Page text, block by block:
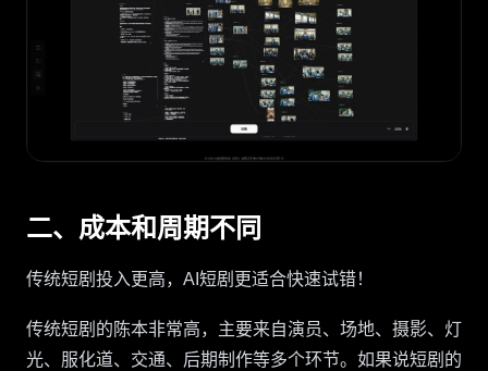
二、成本和周期不同
传统短剧投入更高，AI短剧更适合快速试错！
传统短剧的陈本非常高，主要来自演员、场地、摄影、灯
光、服化道、交通、后期制作等多个环节。如果说短剧的